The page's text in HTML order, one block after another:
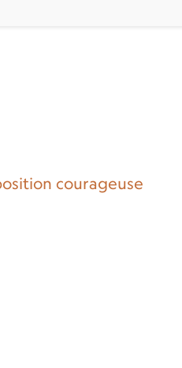
courageuse